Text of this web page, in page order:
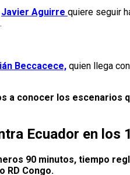
Javier Aguirre quiere seguir
Beccacece, quien llega
a conocer los escenarios
Ecuador en los
90 minutos, tiempo
RD Congo.